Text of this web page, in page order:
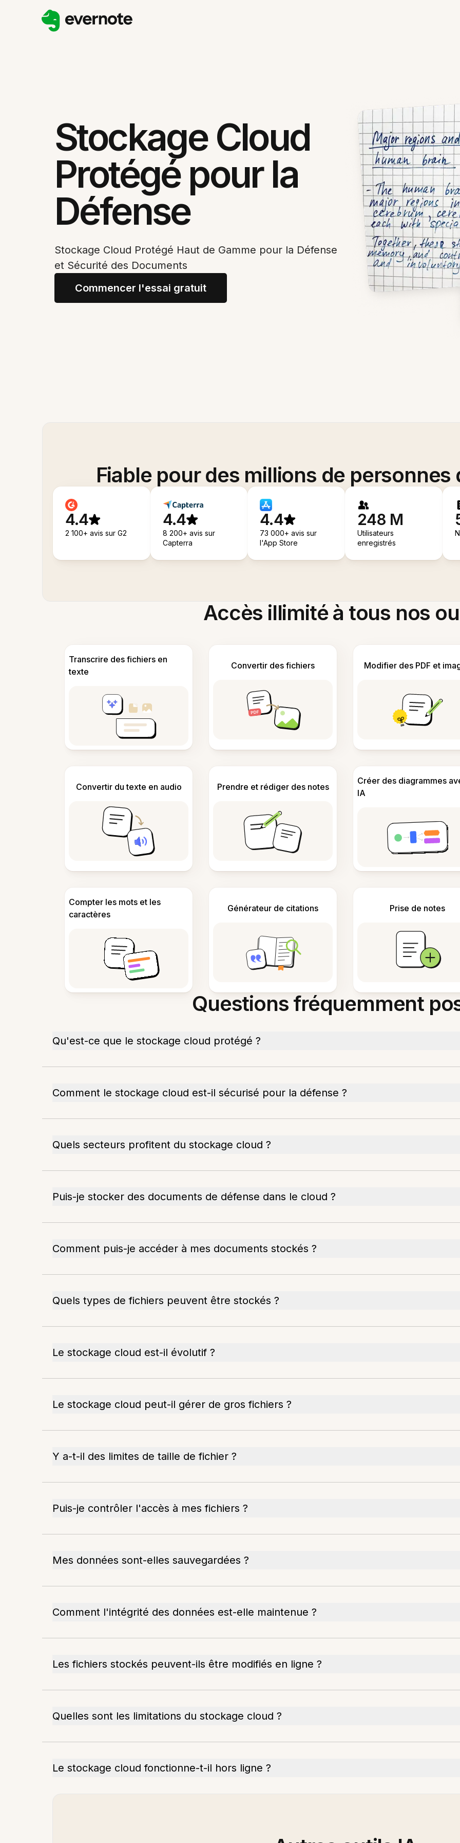
Stockage Cloud
Protégé pour la
Défense
Stockage Cloud Protégé Haut de Gamme pour la Défense
et Sécurité des Documents
Commencer l'essai gratuit
Fiable pour des millions de personnes
4.4
2 100+ avis sur G2
4.4
8 200+ avis sur
Capterra
4.4
73 000+ avis sur
l'App Store
248 M
Utilisateurs
enregistrés
Accès illimité à tous nos
Transcrire des fichiers en
texte
Convertir des fichiers Modifier des PDF et
Convertir du texte en audio Prendre et rédiger des notes
Créer des diagrammes
IA
Compter les mots et les
caractères
Générateur de citations Prise de notes
Questions fréquemment
Qu'est-ce que le stockage cloud protégé ?
Comment le stockage cloud est-il sécurisé pour la défense ?
Quels secteurs profitent du stockage cloud ?
Puis-je stocker des documents de défense dans le cloud ?
Comment puis-je accéder à mes documents stockés ?
Quels types de fichiers peuvent être stockés ?
Le stockage cloud est-il évolutif ?
Le stockage cloud peut-il gérer de gros fichiers ?
Y a-t-il des limites de taille de fichier ?
Puis-je contrôler l'accès à mes fichiers ?
Mes données sont-elles sauvegardées ?
Comment l'intégrité des données est-elle maintenue ?
Les fichiers stockés peuvent-ils être modifiés en ligne ?
Quelles sont les limitations du stockage cloud ?
Le stockage cloud fonctionne-t-il hors ligne ?